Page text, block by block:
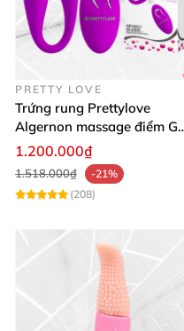
PRETTY LOVE
Trứng rung Prettylove
Algernon massage điểm G
12 chế độ
1.200.000₫
1.518.000₫
-21%
(208)